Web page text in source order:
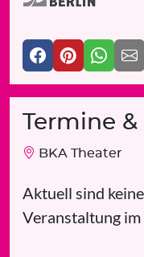
Termine &
BKA Theater
Aktuell sind
Veranstaltung im